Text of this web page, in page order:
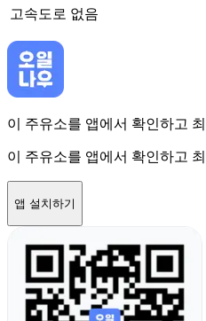
고속도로 없음
이 주유소를 앱에서 확인하고
이 주유소를 앱에서 확인하고
앱 설치하기